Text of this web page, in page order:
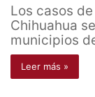
Los casos
Chihuahua
municipios
Leer más »